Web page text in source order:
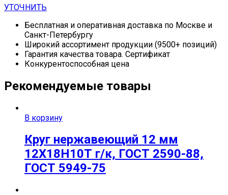
УТОЧНИТЬ
Бесплатная и оперативная доставка по Москве и
Санкт-Петербургу
Широкий ассортимент продукции (9500+ позиций)
Гарантия качества товара. Сертификат
Конкурентоспособная цена
Рекомендуемые товары
В корзину
Круг нержавеющий 12 мм
12Х18Н10Т г/к, ГОСТ 2590-88,
ГОСТ 5949-75